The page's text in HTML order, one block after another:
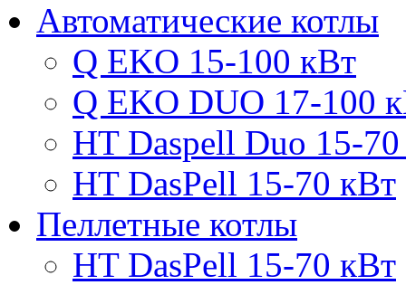
Автоматические котлы
Q EKO 15-100 кВт
Q EKO DUO 17-100
HT Daspell Duo 15-
HT DasPell 15-70 кВт
Пеллетные котлы
HT DasPell 15-70 кВт